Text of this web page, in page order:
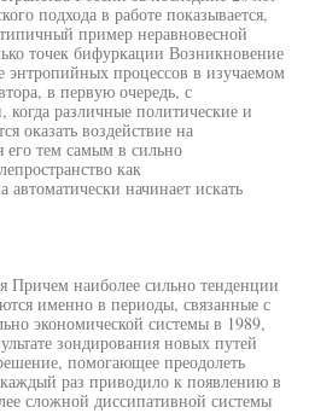
подхода в работе показывается,
пример неравновесной
точек бифуркации Возникновение
энтропийных процессов в изучаемом
в первую очередь, с
когда различные политические и
оказать воздействие на
его тем самым в сильно
как
автоматически начинает искать
Причем наиболее сильно тенденции
именно в периоды, связанные с
экономической системы в 1989,
зондирования новых путей
помогающее преодолеть
раз приводило к появлению в
сложной диссипативной системы